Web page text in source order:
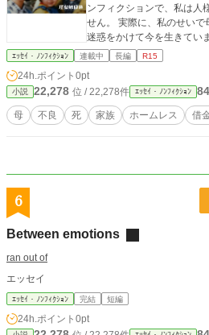
ンフィクションで、私は人
せん。 実際に、私のせい
迷惑をかけて今を生きています。 不快に感じるか
んが、それでも良いという方だ
章は乱雑でめちゃくちゃです。 ただ、たくさんの方が
くださったことで、ノンフ
た。 どちらかというと、共感よりも応援の気持ちが強かった
んだろうと思います。 家族の絆と私のくだらない人生をその
ば、私のような人間にな
ｴｯｾｲ・ﾉﾝﾌｨｸｼｮﾝ 連載中 長編 R15
24h.ポイント 0pt
小説 22,278 位 / 22,278件 ｴｯｾｲ・ﾉﾝﾌｨｸｼｮﾝ
母 不良 死 家族 ホームレス 借
6
Between emotions
ran out of
エッセイ
ｴｯｾｲ・ﾉﾝﾌｨｸｼｮﾝ 完結 短編
24h.ポイント 0pt